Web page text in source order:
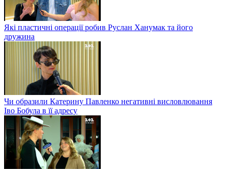
Які пластичні операції робив Руслан Ханумак та його
дружина
Чи образили Катерину Павленко негативні висловлювання
Іво Бобула в її адресу